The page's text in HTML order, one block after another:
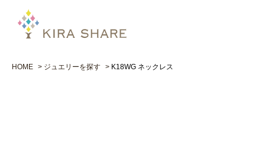
HOME ジュエリーを探す K18WG ネックレス